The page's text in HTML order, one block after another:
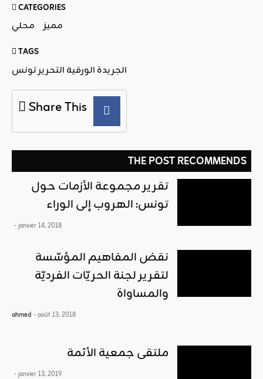
CATEGORIES
محلي مميز
TAGS
الجريدة الورقية التحرير تونس
Share This
THE POST RECOMMENDS
تقرير مجموعة الأزمات حول
تونس: الهروب إلى الوراء
- janvier 14, 2018
نقض المفاهيم المؤسّسة
لتقرير لجنة الحريّات الفرديّة
والمساواة
ahmed - août 13, 2018
ملتقى جمعية الأئمة
- janvier 13, 2019